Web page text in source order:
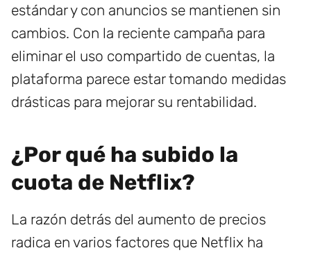
estándar y con anuncios se mantienen sin
cambios. Con la reciente campaña para
eliminar el uso compartido de cuentas, la
plataforma parece estar tomando medidas
drásticas para mejorar su rentabilidad.
¿Por qué ha subido la
cuota de Netflix?
La razón detrás del aumento de precios
radica en varios factores que Netflix ha